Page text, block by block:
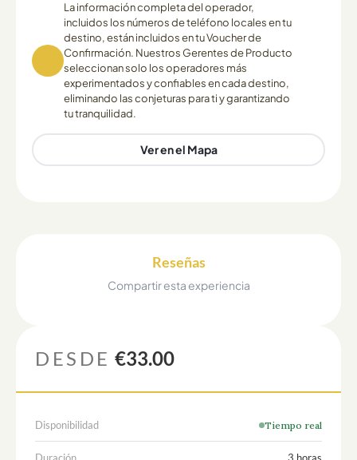
La información completa del operador,
incluidos los números de teléfono locales en tu
destino, están incluidos en tu Voucher de
Confirmación. Nuestros Gerentes de Producto
seleccionan solo los operadores más
experimentados y confiables en cada destino,
eliminando las conjeturas para ti y garantizando
tu tranquilidad.
Ver en el Mapa
Reseñas
Compartir esta experiencia
DESDE €33.00
Disponibilidad Tiempo real